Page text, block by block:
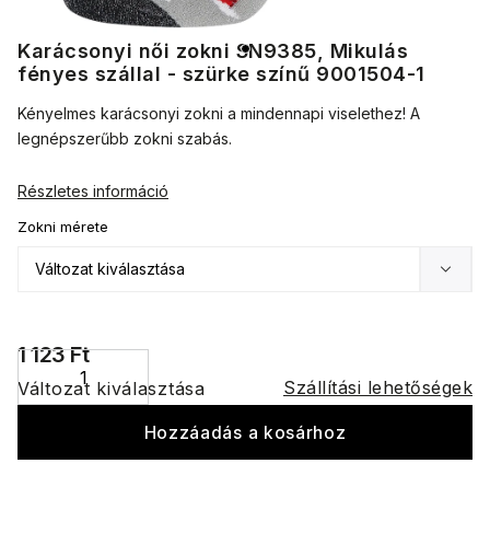
Karácsonyi női zokni SN9385, Mikulás
fényes szállal - szürke színű 9001504-1
1 123 Ft
Változat kiválasztása Szállítási lehetőségek
Zokni mérete
Hozzáadás a kosárhoz
Kényelmes karácsonyi zokni a mindennapi viselethez! A
legnépszerűbb zokni szabás.
Részletes információ